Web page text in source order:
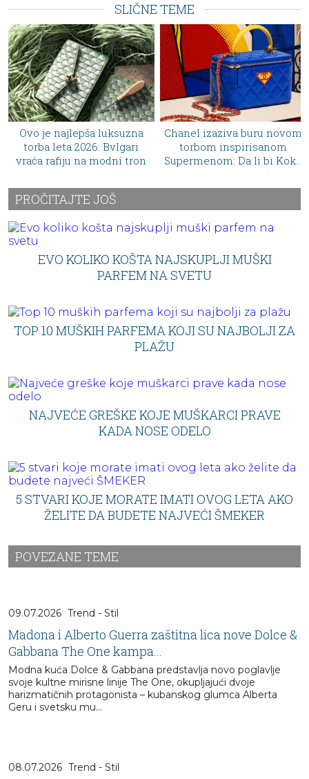
SLIČNE TEME
je najlepša luksuzna
leta 2026: Bvlgari
rafiju na modni tron
Chanel izaziva buru novom
torbom inspirisanom
Supermenom: Da li bi Koko
zaokret?
PROČITAJTE JOŠ
EVO KOLIKO KOŠTA NAJSKUPLJI MUŠKI
PARFEM NA SVETU
TOP 10 MUŠKIH PARFEMA KOJI SU NAJBOLJI ZA
PLAŽU
NAJVEĆE GREŠKE KOJE MUŠKARCI PRAVE
KADA NOSE ODELO
5 STVARI KOJE MORATE IMATI OVOG LETA AKO
ŽELITE DA BUDETE NAJVEĆI ŠMEKER
POVEZANE TEME
09.07.2026 Trend - Stil
Madona i Alberto Guerra zaštitna lica nove Dolce &
Gabbana The One kampa...
Modna kuća Dolce & Gabbana predstavlja novo poglavlje
svoje kultne mirisne linije The One, okupljajući dvoje
harizmatičnih protagonista – kubanskog glumca Alberta
Geru i svetsku mu...
08.07.2026 Trend - Stil